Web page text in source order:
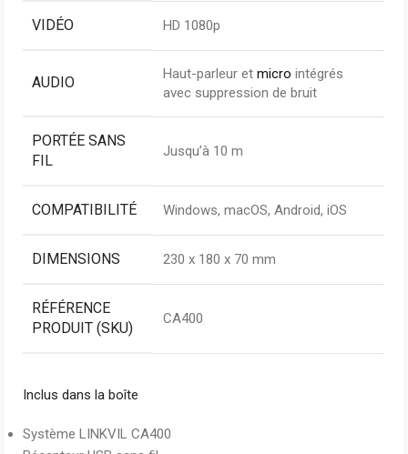
VIDÉO HD 1080p
AUDIO Haut-parleur et micro intégrés
avec suppression de bruit
PORTÉE SANS
FIL
Jusqu’à 10 m
COMPATIBILITÉ Windows, macOS, Android, iOS
DIMENSIONS 230 x 180 x 70 mm
RÉFÉRENCE
PRODUIT (SKU)
CA400
Inclus dans la boîte
Système LINKVIL CA400